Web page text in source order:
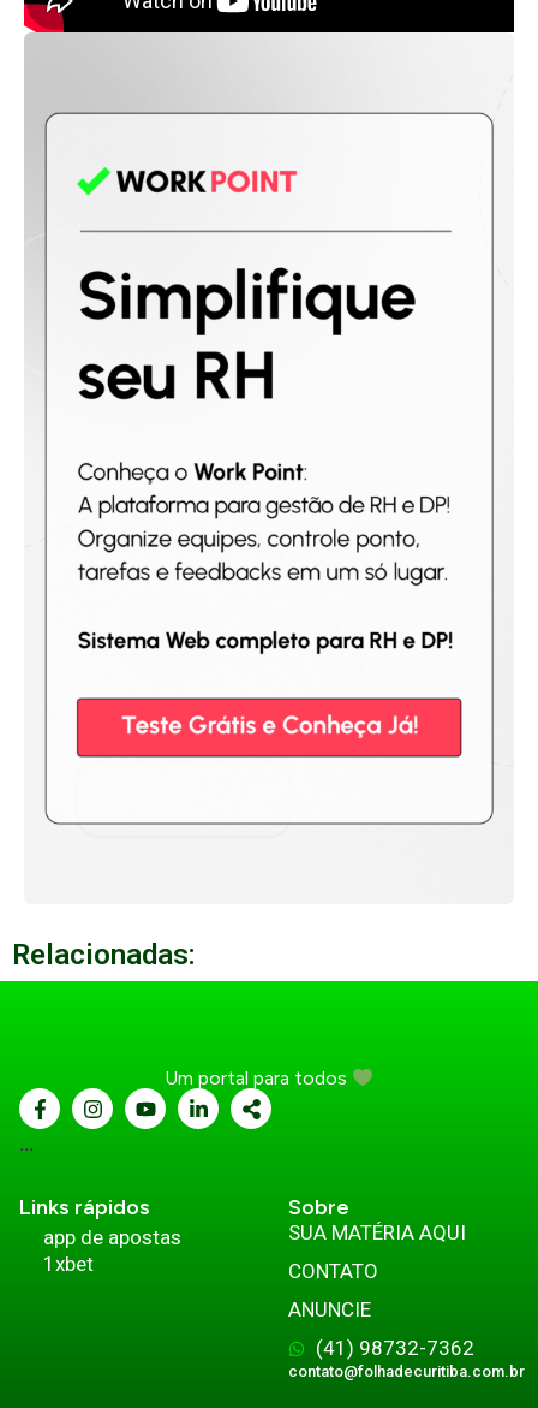
Relacionadas:
Um portal para todos
...
Links rápidos
app de apostas
1xbet
Sobre
SUA MATÉRIA AQUI
CONTATO
ANUNCIE
(41) 98732-7362
contato@folhadecuritiba.com.br